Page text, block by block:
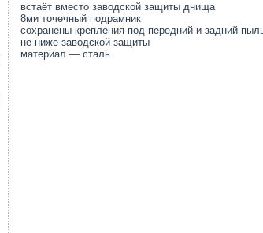
встаёт вместо заводской защиты днища
8ми точечный подрамник
сохранены крепления под передний и задний
не ниже заводской защиты
материал — сталь